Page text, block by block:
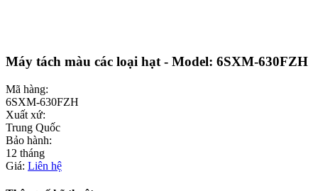
Máy tách màu các loại hạt - Model: 6SXM-630FZH
Mã hàng:
6SXM-630FZH
Xuất xứ:
Trung Quốc
Bảo hành:
12 tháng
Giá: Liên hệ